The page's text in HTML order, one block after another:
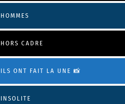
HOMMES
HORS CADRE
ILS ONT FAIT LA UNE 📸
INSOLITE